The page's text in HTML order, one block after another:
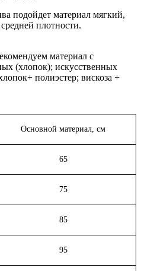
подойдет материал мягкий,
плотности.
материал с
(хлопок); искусственных
полиэстер; вискоза +
Основной материал, см
65
75
85
95